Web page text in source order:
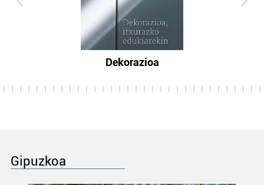
Dekorazioa
Gipuzkoa